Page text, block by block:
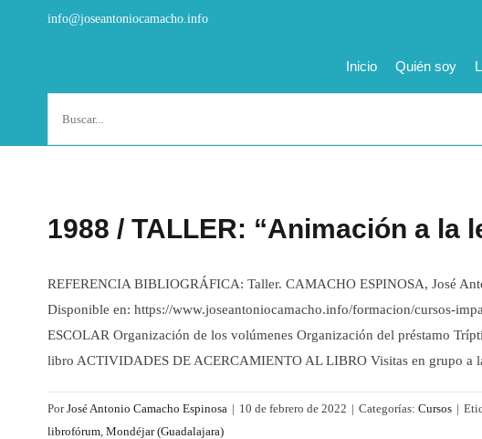
info@joseantoniocamacho.info
Inicio Quién soy
1988 / TALLER: “Animación a la
REFERENCIA BIBLIOGRÁFICA: Taller. CAMACHO ESPINOSA, José
Disponible en: https://www.joseantoniocamacho.info/formacion/cursos-
ESCOLAR Organización de los volúmenes Organización del préstamo
libro ACTIVIDADES DE ACERCAMIENTO AL LIBRO Visitas en grupo a
PorJosé Antonio Camacho Espinosa | 10 de febrero de 2022 | Categorías: Cursos |
librofórum, Mondéjar (Guadalajara)